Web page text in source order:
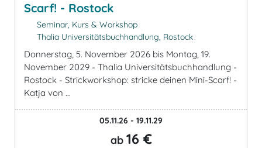
Scarf! - Rostock
Seminar, Kurs & Workshop
Thalia Universitätsbuchhandlung, Rostock
Donnerstag, 5. November 2026 bis Montag, 19.
November 2029 - Thalia Universitätsbuchhandlung -
Rostock - Strickworkshop: stricke deinen Mini-Scarf! -
Katja von ...
05.11.26 - 19.11.29
ab 16 €